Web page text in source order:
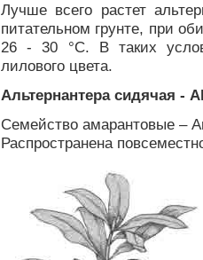
Лучше всего растет
питательном грунте, при
26 - 30 °С. В таких
лилового цвета.
Альтернантера сидячая -
Семейство амарантовые –
Распространена